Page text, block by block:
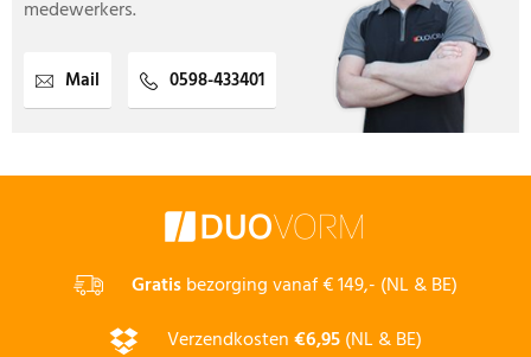
medewerkers.
Mail 0598-433401
Gratisbezorging vanaf € 149,- (NL & BE)
Verzendkosten€6,95(NL & BE)